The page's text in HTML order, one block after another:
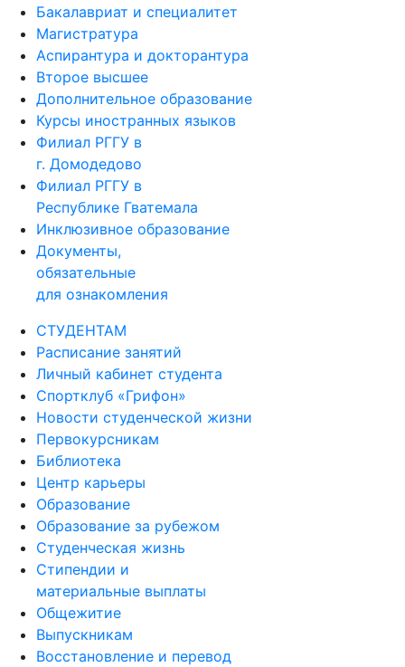
Бакалавриат и специалитет
Магистратура
Аспирантура и докторантура
Второе высшее
Дополнительное образование
Курсы иностранных языков
Филиал РГГУ в
г. Домодедово
Филиал РГГУ в
Республике Гватемала
Инклюзивное образование
Документы,
обязательные
для ознакомления
СТУДЕНТАМ
Расписание занятий
Личный кабинет студента
Спортклуб «Грифон»
Новости студенческой жизни
Первокурсникам
Библиотека
Центр карьеры
Образование
Образование за рубежом
Студенческая жизнь
Стипендии и
материальные выплаты
Общежитие
Выпускникам
Восстановление и перевод